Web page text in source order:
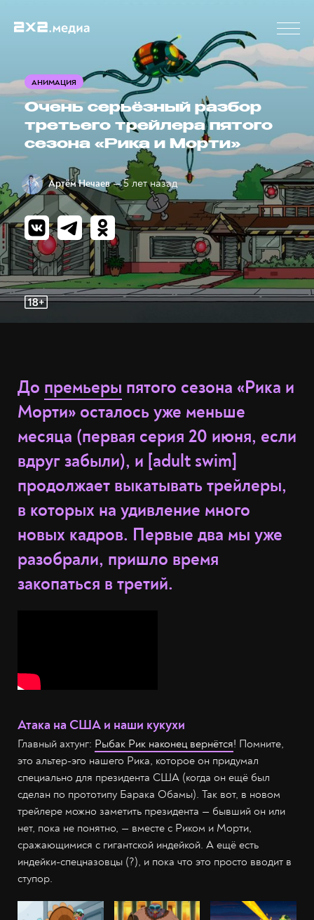
АНИМАЦИЯ
Очень серьёзный разбор
третьего трейлера пятого
сезона «Рика и Морти»
Артём Нечаев — 5 лет назад
До премьеры пятого сезона «Рика и
Морти» осталось уже меньше
месяца (первая серия 20 июня, если
вдруг забыли), и [adult swim]
продолжает выкатывать трейлеры,
в которых на удивление много
новых кадров. Первые два мы уже
разобрали, пришло время
закопаться в третий.
Атака на США и наши кукухи
Главный ахтунг: Рыбак Рик наконец вернётся! Помните,
это альтер-эго нашего Рика, которое он придумал
специально для президента США (когда он ещё был
сделан по прототипу Барака Обамы). Так вот, в новом
трейлере можно заметить президента — бывший он или
нет, пока не понятно, — вместе с Риком и Морти,
сражающимися с гигантской индейкой. А ещё есть
индейки-спецназовцы (?), и пока что это просто вводит в
ступор.